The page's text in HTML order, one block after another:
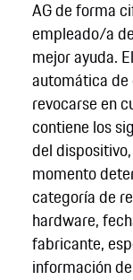
AG de forma
empleado/a
mejor ayuda.
automática de
revocarse en
contiene los
del
momento
categoría de
hardware,
fabricante,
información